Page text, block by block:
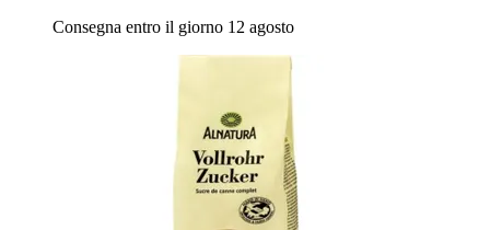
Consegna entro il giorno 12 agosto